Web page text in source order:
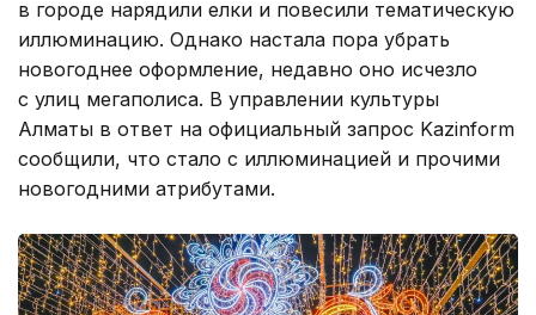
в городе нарядили елки и повесили тематическую
иллюминацию. Однако настала пора убрать
новогоднее оформление, недавно оно исчезло
с улиц мегаполиса. В управлении культуры
Алматы в ответ на официальный запрос Kazinform
сообщили, что стало с иллюминацией и прочими
новогодними атрибутами.